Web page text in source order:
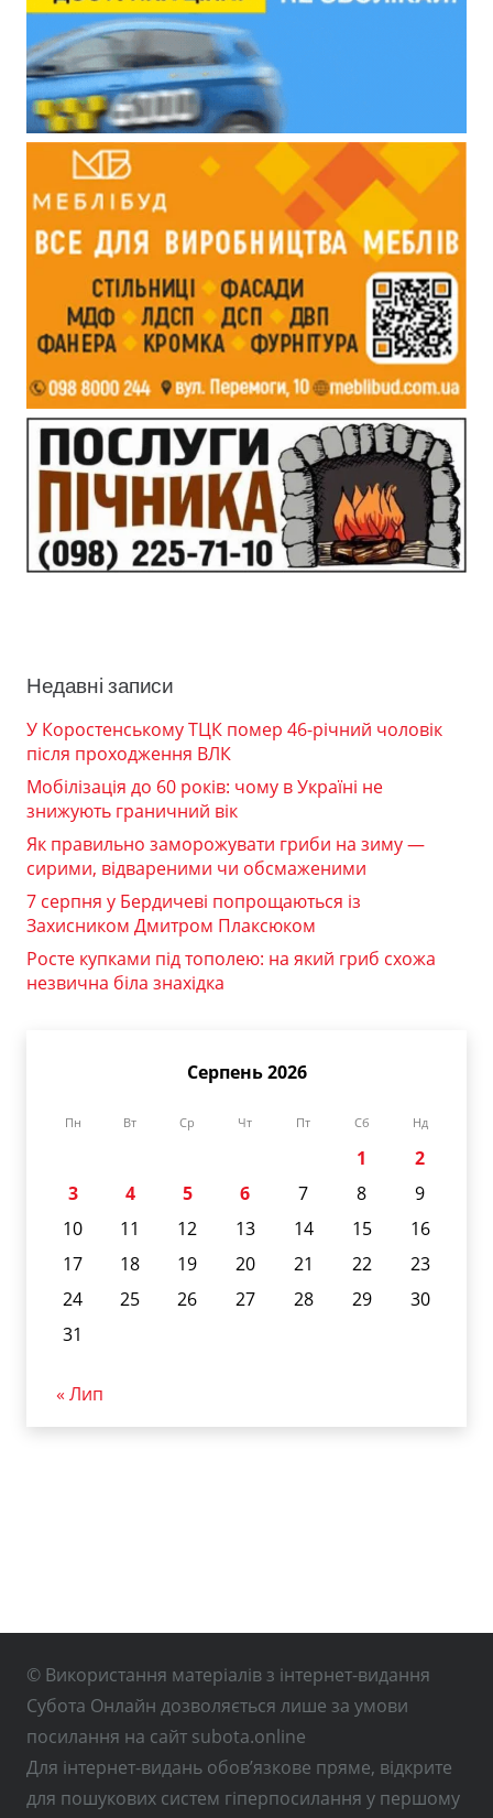
Недавні записи
У Коростенському ТЦК помер 46-річний чоловік
після проходження ВЛК
Мобілізація до 60 років: чому в Україні не
знижують граничний вік
Як правильно заморожувати гриби на зиму —
сирими, відвареними чи обсмаженими
7 серпня у Бердичеві попрощаються із
Захисником Дмитром Плаксюком
Росте купками під тополею: на який гриб схожа
незвична біла знахідка
Серпень 2026
Пн Вт Ср Чт Пт Сб Нд
1
2
3
4 5 6 7 8
9
10
11 12 13 14 15
16
17
18 19 20 21 22
23
24
25 26 27 28 29
30
31
« Лип
© Використання матеріалів з інтернет-видання
Субота Онлайн дозволяється лише за умови
посилання на сайт subota.online
Для інтернет-видань обов’язкове пряме, відкрите
для пошукових систем гіперпосилання у першому